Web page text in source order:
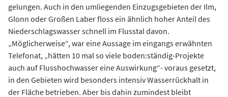
gelungen. Auch in den umliegenden Einzugsgebieten der Ilm,
Glonn oder Großen Laber floss ein ähnlich hoher Anteil des
Niederschlagswasser schnell im Flusstal davon.
„Möglicherweise“, war eine Aussage im eingangs erwähnten
Telefonat, „hätten 10 mal so viele boden:ständig-Projekte
auch auf Flusshochwasser eine Auswirkung“- voraus gesetzt,
in den Gebieten wird besonders intensiv Wasserrückhalt in
der Fläche betrieben. Aber bis dahin zumindest bleibt